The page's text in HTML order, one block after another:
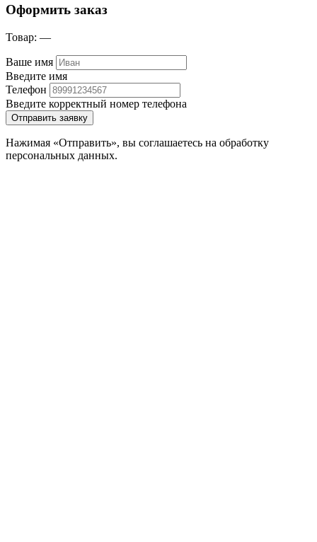
Оформить заказ
Товар: —
Ваше имя
Введите имя
Телефон
Введите корректный номер телефона
Отправить заявку
Нажимая «Отправить», вы соглашаетесь на обработку
персональных данных.